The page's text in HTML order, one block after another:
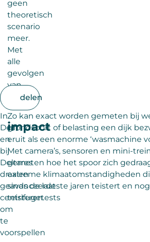
delen
geen
theoretisch
scenario
meer.
Met
alle
gevolgen
van
dien.
In
Delft
en
bij
Deltares
draaien
geavanceerde
centrifugetests
om
te
voorspellen
impact
Zo kan exact worden gemeten bij
grondsoort of belasting een dijk
eruit als een enorme ‘wasmachine
Met camera’s, sensoren en mini-
gemeten hoe het spoor zich
extreme klimaatomstandigheden
sinds de laatste jaren teistert en
teisteren.